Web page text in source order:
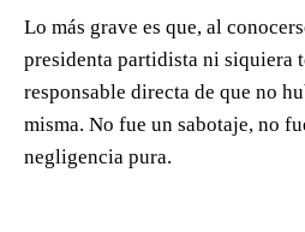
Lo más grave es que, al
presidenta partidista ni siquiera
responsable directa de que no
misma. No fue un sabotaje, no
negligencia pura.